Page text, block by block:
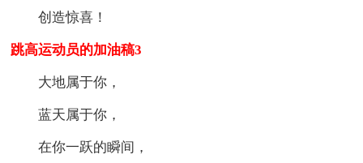
创造惊喜！
跳高运动员的加油稿3
大地属于你，
蓝天属于你，
在你一跃的瞬间，